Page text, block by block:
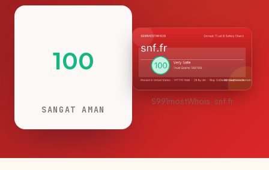
100
SANGAT AMAN
S991mostWhois · snf.fr